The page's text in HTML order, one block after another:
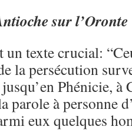
sur l’Oronte
un texte crucial:
la persécution
Phénicie,
parole à personne
eux quelques